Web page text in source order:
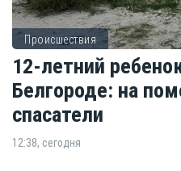
Происшествия
12-летний
Белгороде: на
спасатели
12:38, сегодня